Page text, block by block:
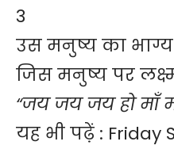
3
उस मनुष्य का भाग्य
जिस मनुष्य पर
“जय जय जय हो माँ
यह भी पढ़ें : Friday